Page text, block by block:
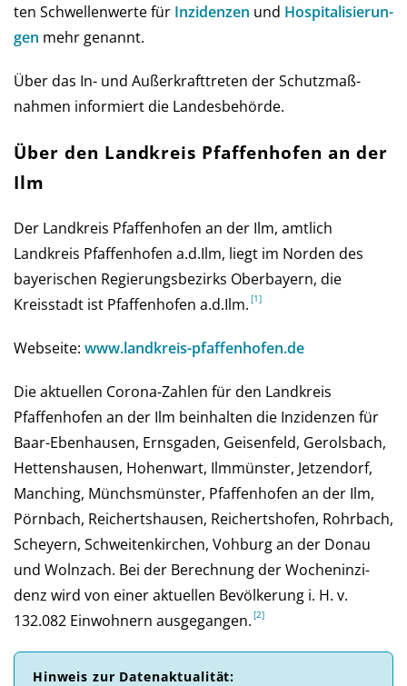
ten Schwel­len­werte für Inzi­den­zen und Hos­pi­ta­li­sie­run­
gen mehr genannt.
Über das In- und Außer­kraft­treten der Schutz­maß­
nahmen infor­miert die Landes­behörde.
Über den Landkreis Pfaffenhofen an der
Ilm
Der Landkreis Pfaffenhofen an der Ilm, amtlich
Landkreis Pfaffenhofen a.d.Ilm, liegt im Norden des
bayerischen Regierungsbezirks Oberbayern, die
Kreisstadt ist Pfaffenhofen a.d.Ilm.
Webseite: www.landkreis-pfaffenhofen.de
Die aktuellen Corona-Zahlen für den Landkreis
Pfaffenhofen an der Ilm beinhalten die Inzidenzen für
Baar-Ebenhausen, Ernsgaden, Geisenfeld, Gerolsbach,
Hettenshausen, Hohenwart, Ilmmünster, Jetzendorf,
Manching, Münchsmünster, Pfaffenhofen an der Ilm,
Pörnbach, Reichertshausen, Reichertshofen, Rohrbach,
Scheyern, Schweitenkirchen, Vohburg an der Donau
und Wolnzach. Bei der Be­rech­nung der Wochen­inzi­
denz wird von einer aktu­el­len Be­völ­ke­rung i. H. v.
132.082 Ein­woh­nern aus­ge­gan­gen.
Hinweis zur Daten­aktuali­tät: